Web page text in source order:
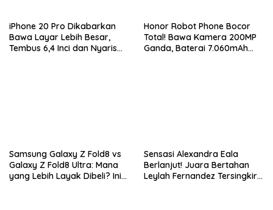
iPhone 20 Pro Dikabarkan
Bawa Layar Lebih Besar,
Tembus 6,4 Inci dan Nyaris
Honor Robot Phone Bocor
Total! Bawa Kamera 200MP
Ganda, Baterai 7.060mAh
Samsung Galaxy Z Fold8 vs
Galaxy Z Fold8 Ultra: Mana
yang Lebih Layak Dibeli? Ini
Sensasi Alexandra Eala
Berlanjut! Juara Bertahan
Leylah Fernandez Tersingkir